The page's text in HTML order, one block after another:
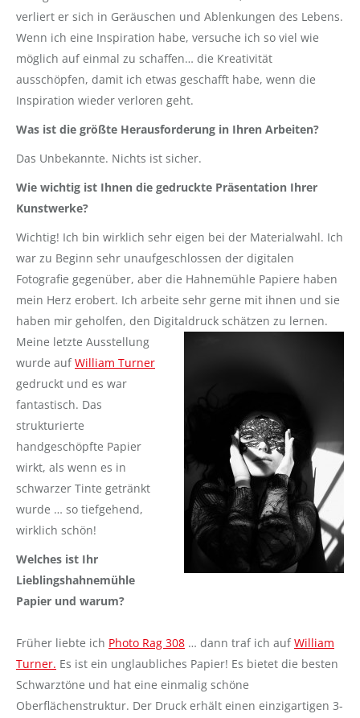
verliert er sich in Geräuschen und Ablenkungen des Lebens.
Wenn ich eine Inspiration habe, versuche ich so viel wie
möglich auf einmal zu schaffen… die Kreativität
ausschöpfen, damit ich etwas geschafft habe, wenn die
Inspiration wieder verloren geht.
Was ist die größte Herausforderung in Ihren Arbeiten?
Das Unbekannte. Nichts ist sicher.
Wie wichtig ist Ihnen die gedruckte Präsentation Ihrer
Kunstwerke?
Wichtig! Ich bin wirklich sehr eigen bei der Materialwahl. Ich
war zu Beginn sehr unaufgeschlossen der digitalen
Fotografie gegenüber, aber die Hahnemühle Papiere haben
mein Herz erobert. Ich arbeite sehr gerne mit ihnen und sie
haben mir geholfen, den Digitaldruck schätzen zu lernen.
Meine letzte Ausstellung
wurde aufWilliam Turner
gedruckt und es war
fantastisch. Das
strukturierte
handgeschöpfte Papier
wirkt, als wenn es in
schwarzer Tinte getränkt
wurde … so tiefgehend,
wirklich schön!
Welches ist Ihr
Lieblingshahnemühle
Papier und warum?
Früher liebte ich Photo Rag 308 … dann traf ich aufWilliam
Turner. Es ist ein unglaubliches Papier! Es bietet die besten
Schwarztöne und hat eine einmalig schöne
Oberflächenstruktur. Der Druck erhält einen einzigartigen 3-